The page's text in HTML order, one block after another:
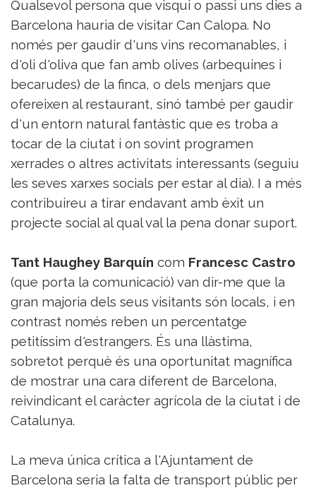
Qualsevol persona que visqui o passi uns dies a
Barcelona hauria de visitar Can Calopa. No
només per gaudir d'uns vins recomanables, i
d'oli d'oliva que fan amb olives (arbequines i
becarudes) de la finca, o dels menjars que
ofereixen al restaurant, sinó també per gaudir
d'un entorn natural fantàstic que es troba a
tocar de la ciutat i on sovint programen
xerrades o altres activitats interessants (seguiu
les seves xarxes socials per estar al dia). I a més
contribuireu a tirar endavant amb èxit un
projecte social al qual val la pena donar suport.
Tant Haughey Barquín com Francesc Castro
(que porta la comunicació) van dir-me que la
gran majoria dels seus visitants són locals, i en
contrast només reben un percentatge
petitíssim d'estrangers. És una llàstima,
sobretot perquè és una oportunitat magnífica
de mostrar una cara diferent de Barcelona,
reivindicant el caràcter agrícola de la ciutat i de
Catalunya.
La meva única crítica a l'Ajuntament de
Barcelona seria la falta de transport públic per